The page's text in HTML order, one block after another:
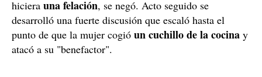
hiciera una felación, se negó. Acto seguido se
desarrolló una fuerte discusión que escaló hasta el
punto de que la mujer cogió un cuchillo de la cocina y
atacó a su "benefactor".